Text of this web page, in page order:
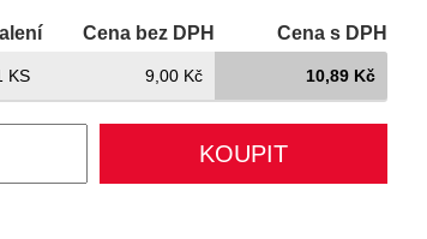
Cena bez DPH Cena s DPH
KS 9,00 Kč 10,89 Kč